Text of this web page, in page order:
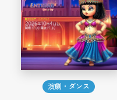
演劇・ダンス